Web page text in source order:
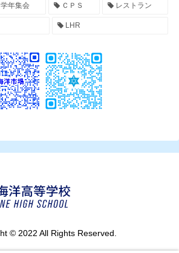
学年集会 ＣＰＳ レストラン
LHR
© 2022 All Rights Reserved.